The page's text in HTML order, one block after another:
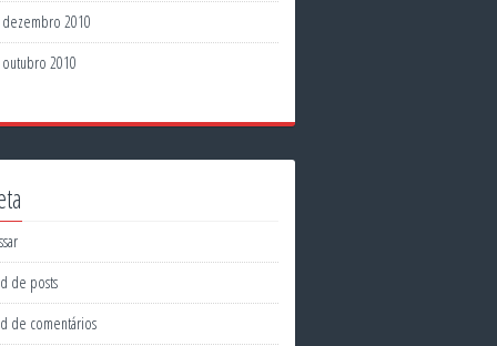
dezembro 2010
outubro 2010
de posts
de comentários